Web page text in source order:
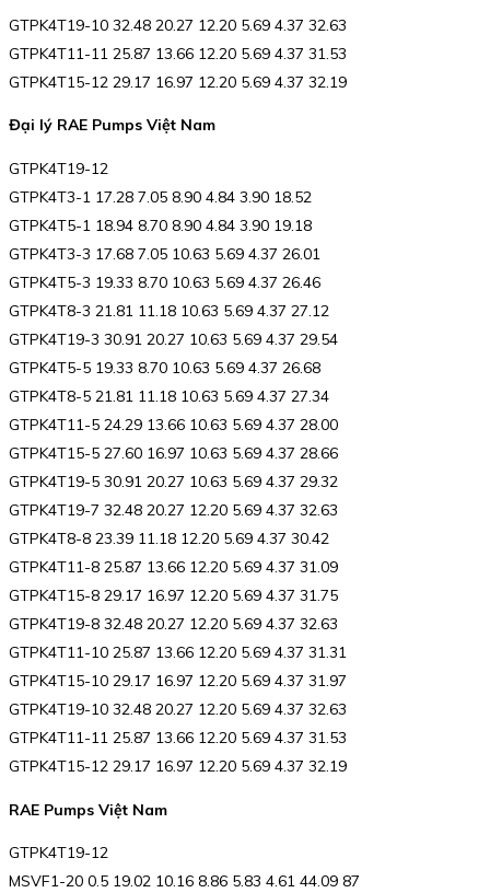
GTPK4T19-10 32.48 20.27 12.20 5.69 4.37 32.63
GTPK4T11-11 25.87 13.66 12.20 5.69 4.37 31.53
GTPK4T15-12 29.17 16.97 12.20 5.69 4.37 32.19
Đại lý RAE Pumps Việt Nam
GTPK4T19-12
GTPK4T3-1 17.28 7.05 8.90 4.84 3.90 18.52
GTPK4T5-1 18.94 8.70 8.90 4.84 3.90 19.18
GTPK4T3-3 17.68 7.05 10.63 5.69 4.37 26.01
GTPK4T5-3 19.33 8.70 10.63 5.69 4.37 26.46
GTPK4T8-3 21.81 11.18 10.63 5.69 4.37 27.12
GTPK4T19-3 30.91 20.27 10.63 5.69 4.37 29.54
GTPK4T5-5 19.33 8.70 10.63 5.69 4.37 26.68
GTPK4T8-5 21.81 11.18 10.63 5.69 4.37 27.34
GTPK4T11-5 24.29 13.66 10.63 5.69 4.37 28.00
GTPK4T15-5 27.60 16.97 10.63 5.69 4.37 28.66
GTPK4T19-5 30.91 20.27 10.63 5.69 4.37 29.32
GTPK4T19-7 32.48 20.27 12.20 5.69 4.37 32.63
GTPK4T8-8 23.39 11.18 12.20 5.69 4.37 30.42
GTPK4T11-8 25.87 13.66 12.20 5.69 4.37 31.09
GTPK4T15-8 29.17 16.97 12.20 5.69 4.37 31.75
GTPK4T19-8 32.48 20.27 12.20 5.69 4.37 32.63
GTPK4T11-10 25.87 13.66 12.20 5.69 4.37 31.31
GTPK4T15-10 29.17 16.97 12.20 5.69 4.37 31.97
GTPK4T19-10 32.48 20.27 12.20 5.69 4.37 32.63
GTPK4T11-11 25.87 13.66 12.20 5.69 4.37 31.53
GTPK4T15-12 29.17 16.97 12.20 5.69 4.37 32.19
RAE Pumps Việt Nam
GTPK4T19-12
MSVF1-20 0.5 19.02 10.16 8.86 5.83 4.61 44.09 87